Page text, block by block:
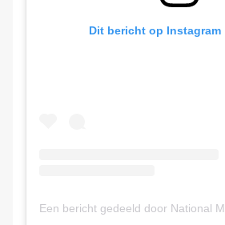
Dit bericht op Instagram